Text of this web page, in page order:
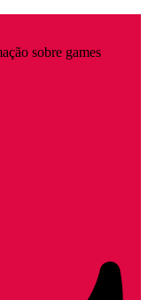
sobre games